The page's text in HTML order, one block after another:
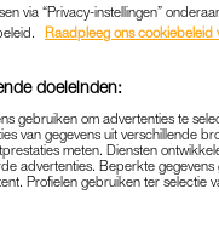
KLAVER
de familie
via “Privacy-instellingen”
Raadpleeg ons cookiebeleid
doeleinden:
gebruiken om advertenties te
van gegevens uit verschillende
meten. Diensten
advertenties. Beperkte
Profielen gebruiken ter selectie